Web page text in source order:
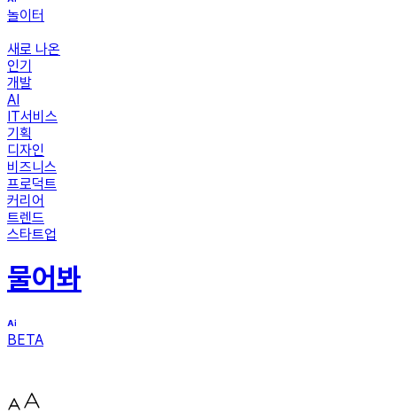
놀이터
새로 나온
인기
개발
AI
IT서비스
기획
디자인
비즈니스
프로덕트
커리어
트렌드
스타트업
물어봐
BETA